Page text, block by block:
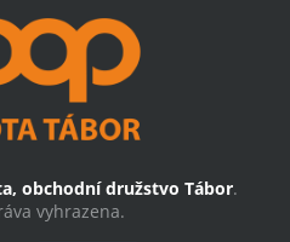
obchodní družstvo Tábor.
vyhrazena.